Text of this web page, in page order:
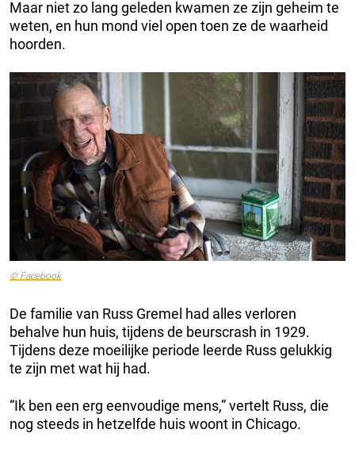
Maar niet zo lang geleden kwamen ze zijn geheim te
weten, en hun mond viel open toen ze de waarheid
hoorden.
© Facebook
De familie van Russ Gremel had alles verloren
behalve hun huis, tijdens de beurscrash in 1929.
Tijdens deze moeilijke periode leerde Russ gelukkig
te zijn met wat hij had.
“Ik ben een erg eenvoudige mens,” vertelt Russ, die
nog steeds in hetzelfde huis woont in Chicago.